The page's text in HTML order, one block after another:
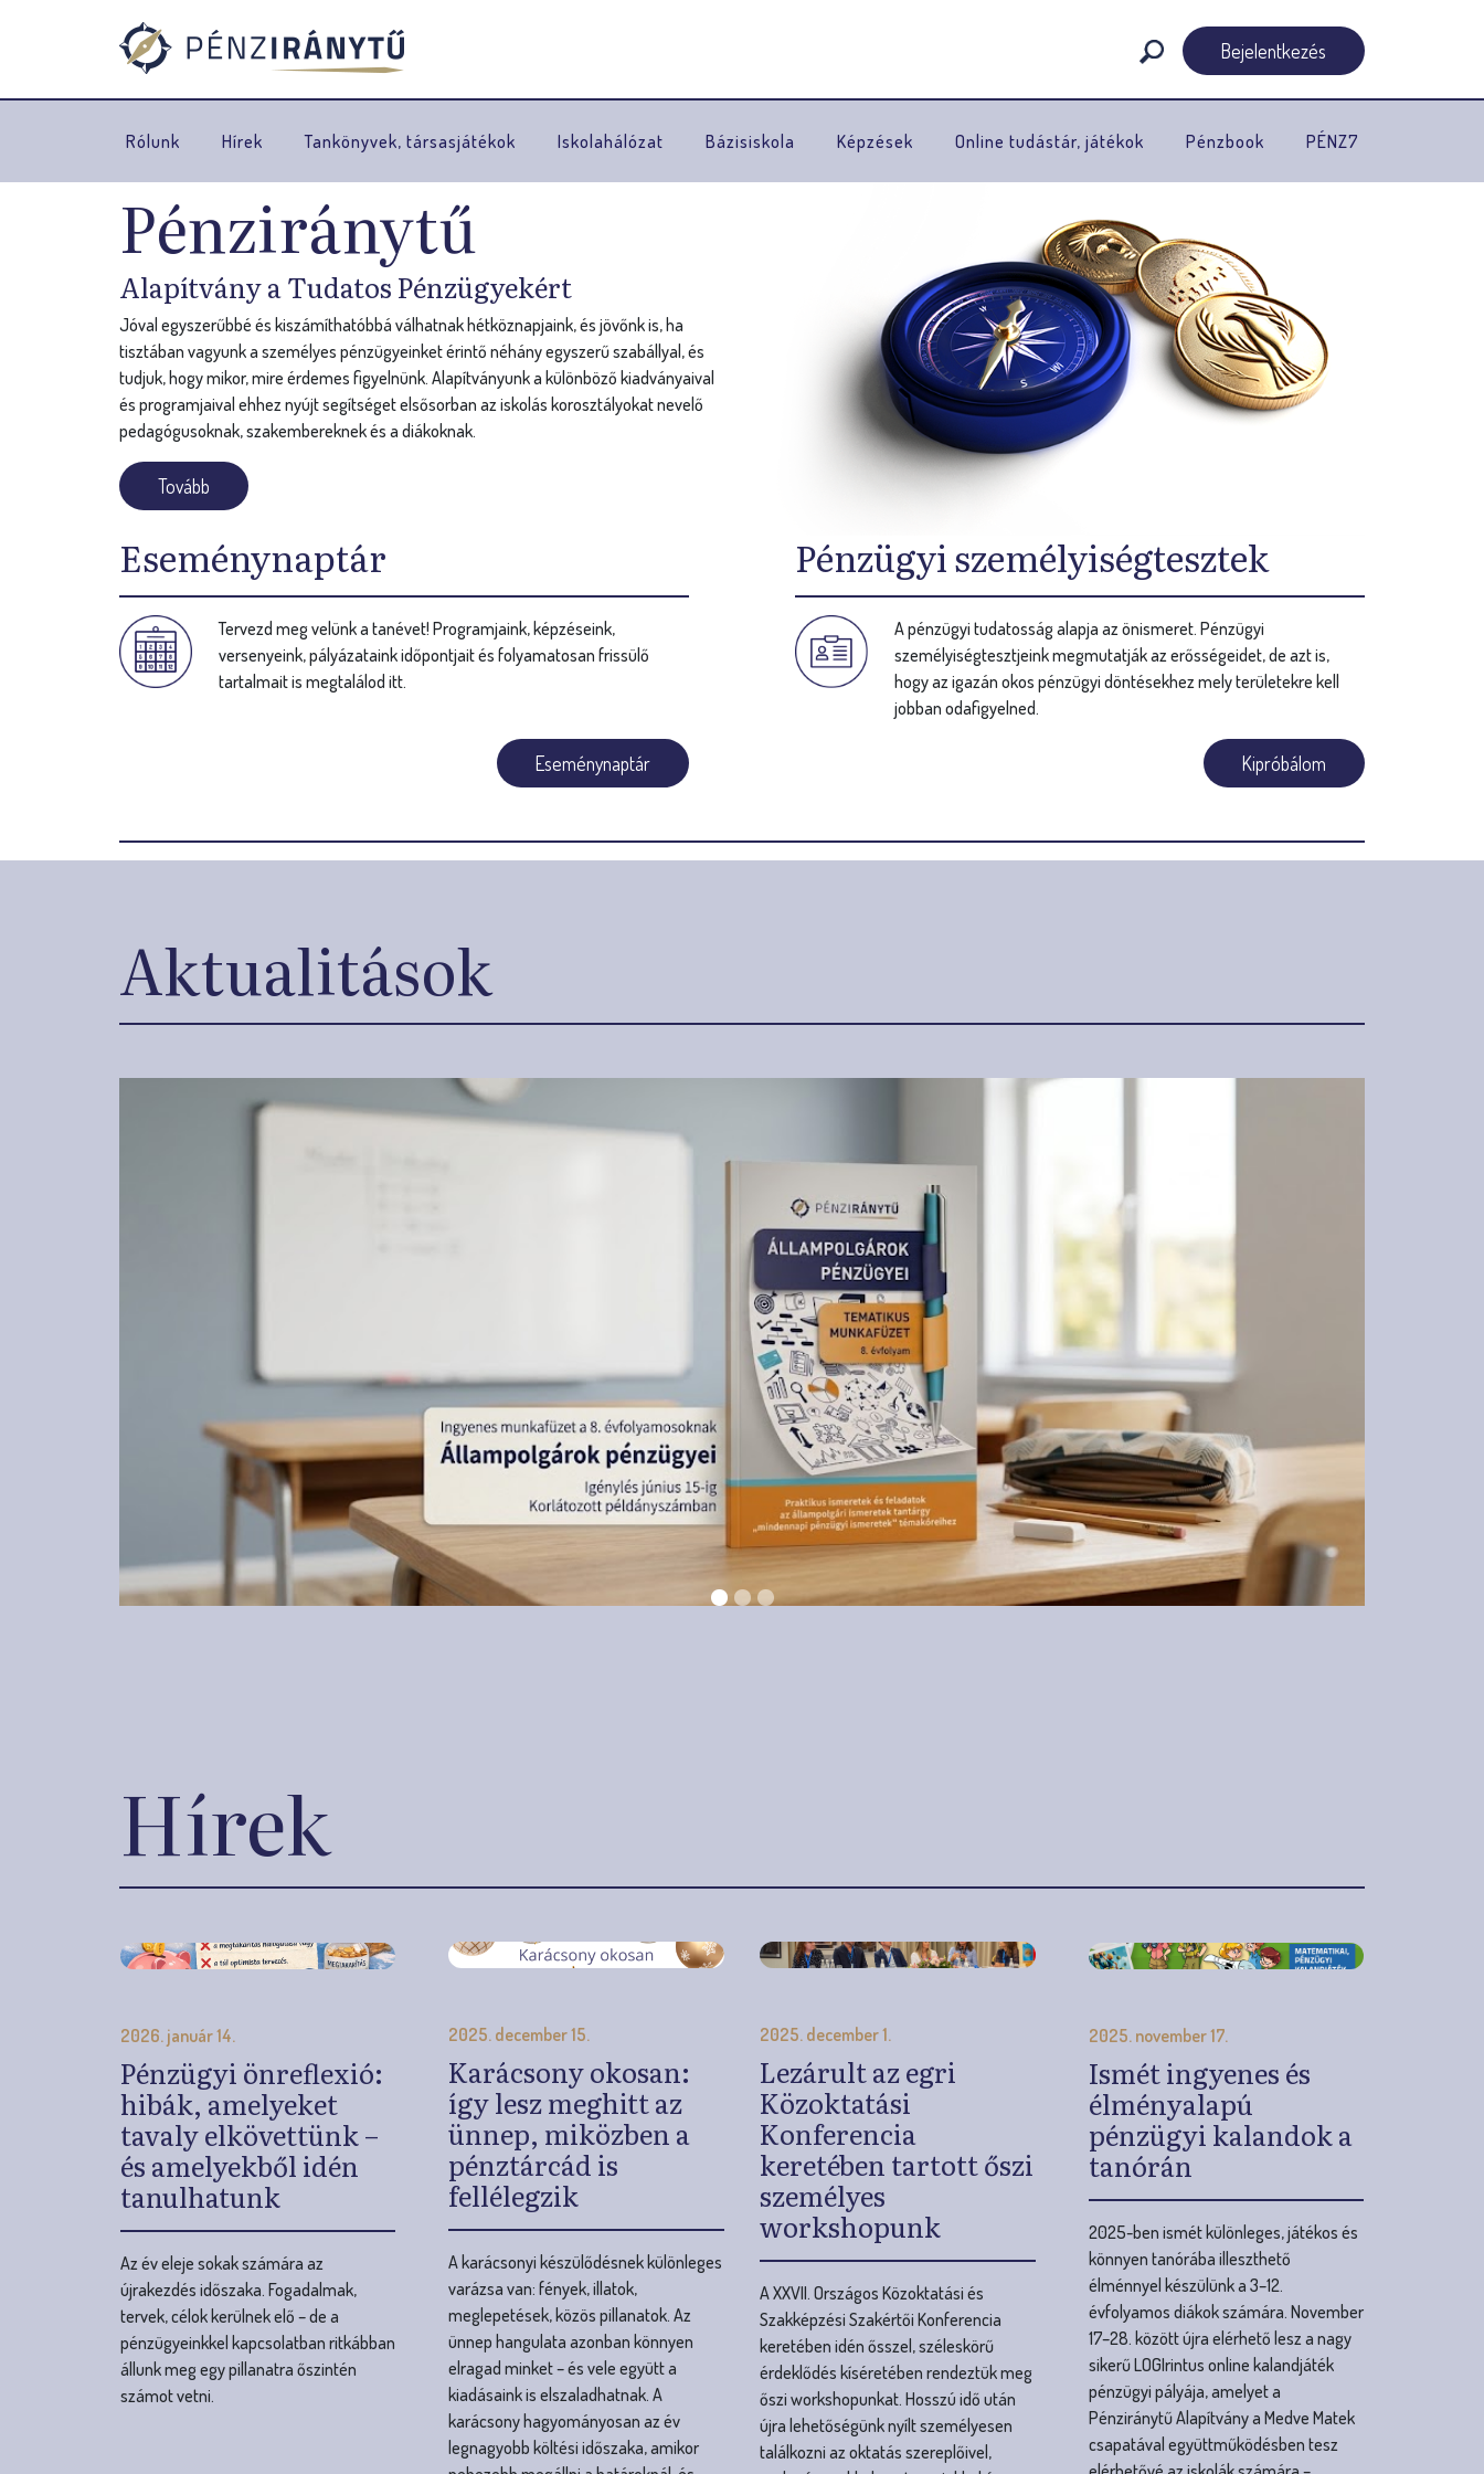
Bejelentkezés
Rólunk Hírek Tankönyvek, társasjátékok Iskolahálózat Bázisiskola Képzések Online tudástár, játékok Pénzbook PÉNZ7
Pénziránytű
Alapítvány a Tudatos Pénzügyekért
Jóval egyszerűbbé és kiszámíthatóbbá válhatnak hétköznapjaink, és jövőnk is, ha
tisztában vagyunk a személyes pénzügyeinket érintő néhány egyszerű szabállyal, és
tudjuk, hogy mikor, mire érdemes figyelnünk. Alapítványunk a különböző kiadványaival
és programjaival ehhez nyújt segítséget elsősorban az iskolás korosztályokat nevelő
pedagógusoknak, szakembereknek és a diákoknak.
Tovább
Eseménynaptár
Tervezd meg velünk a tanévet! Programjaink, képzéseink,
versenyeink, pályázataink időpontjait és folyamatosan frissülő
tartalmait is megtalálod itt.
Eseménynaptár
Pénzügyi személyiségtesztek
A pénzügyi tudatosság alapja az önismeret. Pénzügyi
személyiségtesztjeink megmutatják az erősségeidet, de azt is,
hogy az igazán okos pénzügyi döntésekhez mely területekre kell
jobban odafigyelned.
Kipróbálom
Aktualitások
Hírek
2026. január 14.
Pénzügyi önreflexió:
tavaly elkövettünk –
tanulhatunk
Az év eleje sokak számára az
újrakezdés időszaka. Fogadalmak,
tervek, célok kerülnek elő – de a
pénzügyeinkkel kapcsolatban ritkábban
állunk meg egy pillanatra őszintén
Karácsony okosan:
ünnep, miközben a
fellélegzik
A karácsonyi készülődésnek különleges
varázsa van: fények, illatok,
meglepetések, közös pillanatok. Az
ünnep hangulata azonban könnyen
elragad minket – és vele együtt a
kiadásaink is elszaladhatnak. A
legnagyobb költési időszaka, amikor
nehezebb megállni a határoknál, és
sokszor csak januárban döbbenünk rá,
mennyit is költöttünk valójában.
Lezárult az egri
Konferencia
személyes
workshopunk
A XXVII. Országos Közoktatási és
Szakképzési Szakértői Konferencia
keretében idén ősszel, széleskörű
érdeklődés kíséretében rendeztük meg
őszi workshopunkat. Hosszú idő után
újra lehetőségünk nyílt személyesen
pedagógusokkal, partnereinkkel és a
szakma iránt elkötelezett
szakemberekkel.
Ismét ingyenes és
pénzügyi kalandok a
könnyen tanórába illeszthető
élménnyel készülünk a 3–12.
évfolyamos diákok számára. November
17–28. között újra elérhető lesz a nagy
Pénziránytű Alapítvány a Medve Matek
csapatával együttműködésben tesz
elérhetővé az iskolák számára –
természetesen ismét teljesen
ingyenesen.
Még több hír